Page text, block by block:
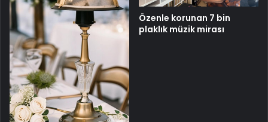
Özenle korunan 7 bin
plaklık müzik mirası